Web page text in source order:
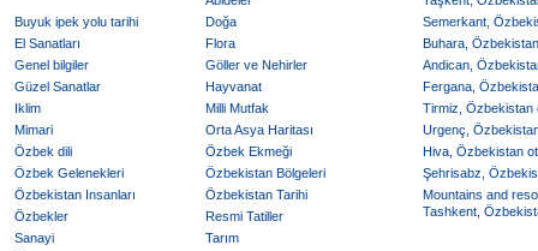
Buyuk ipek yolu tarihi
Doğa
El Sanatları
Flora
Genel bilgiler
Göller ve Nehirler
Güzel Sanatlar
Hayvanat
Iklim
Milli Mutfak
Mimari
Orta Asya Haritası
Özbek dili
Özbek Ekmeği
Özbek Gelenekleri
Özbekistan Bölgeleri
Özbekistan Insanları
Özbekistan Tarihi
Özbekler
Resmi Tatiller
Sanayi
Tarım
Semerkant,
Buhara,
Andican,
Fergana,
Tirmiz, Özbekistan
Urgenç,
Hiva, Özbekistan
Şehrisabz,
Mountains and
Tashkent,